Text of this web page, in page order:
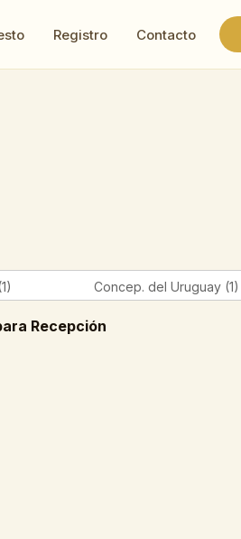
Registro Contacto
Concep. del Uruguay (1)
Recepción